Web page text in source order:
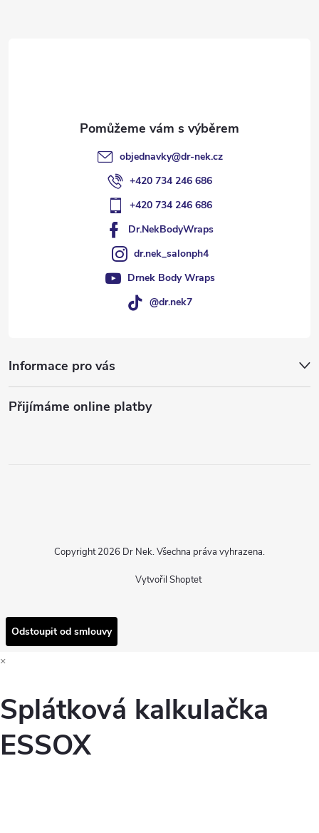
objednavky@dr-nek.cz
+420 734 246 686
+420 734 246 686
Dr.NekBodyWraps
dr.nek_salonph4
Drnek Body Wraps
@dr.nek7
Informace pro vás
Přijímáme online platby
Vytvořil Shoptet
Copyright 2026 Dr Nek. Všechna práva vyhrazena.
Odstoupit od smlouvy
×
Splátková kalkulačka
ESSOX